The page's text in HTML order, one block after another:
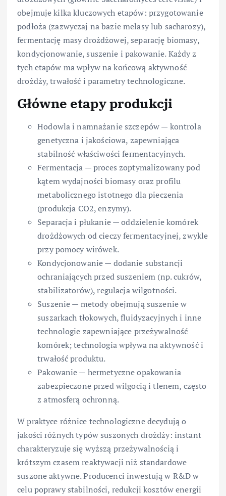
obejmuje kilka kluczowych etapów: przygotowanie
podłoża (zazwyczaj na bazie melasy lub sacharozy),
fermentację masy drożdżowej, separację biomasy,
kondycjonowanie, suszenie i pakowanie. Każdy z
tych etapów ma wpływ na końcową aktywność
drożdży, trwałość i parametry technologiczne.
Główne etapy produkcji
Hodowla i namnażanie szczepów — kontrola
genetyczna i jakościowa, zapewniająca
stabilność właściwości fermentacyjnych.
Fermentacja — proces zoptymalizowany pod
kątem wydajności biomasy oraz profilu
metabolicznego istotnego dla pieczenia
(produkcja CO2, enzymy).
Separacja i płukanie — oddzielenie komórek
drożdżowych od cieczy fermentacyjnej, zwykle
przy pomocy wirówek.
Kondycjonowanie — dodanie substancji
ochraniających przed suszeniem (np. cukrów,
stabilizatorów), regulacja wilgotności.
Suszenie — metody obejmują suszenie w
suszarkach tłokowych, fluidyzacyjnych i inne
technologie zapewniające przeżywalność
komórek; technologia wpływa na aktywność i
trwałość produktu.
Pakowanie — hermetyczne opakowania
zabezpieczone przed wilgocią i tlenem, często
z atmosferą ochronną.
W praktyce różnice technologiczne decydują o
jakości różnych typów suszonych drożdży: instant
charakteryzuje się wyższą przeżywalnością i
krótszym czasem reaktywacji niż standardowe
suszone aktywne. Producenci inwestują w R&D w
celu poprawy stabilności, redukcji kosztów energii